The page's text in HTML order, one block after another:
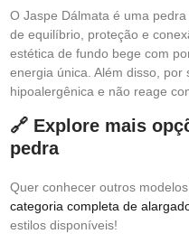
O Jaspe Dálmata é uma
de equilíbrio, proteção e
estética de fundo bege com
energia única. Além disso, por
hipoalergênica e não reage
🔗 Explore mais
pedra
Quer conhecer outros
categoria completa de
estilos disponíveis!